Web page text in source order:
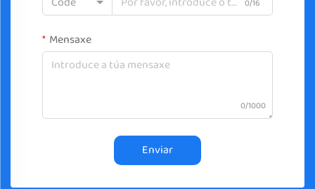
0/16
Mensaxe
0/1000
Enviar